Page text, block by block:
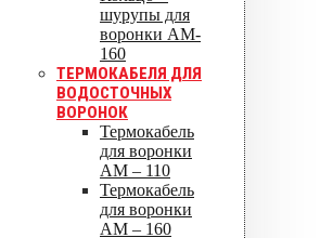
шурупы для
воронки AM-
160
ТЕРМОКАБЕЛЯ ДЛЯ
ВОДОСТОЧНЫХ
ВОРОНОК
Термокабель
для воронки
AM – 110
Термокабель
для воронки
AM – 160
Высота, мм 800
Защитное покрытие Нет
Отзывов пока нет.